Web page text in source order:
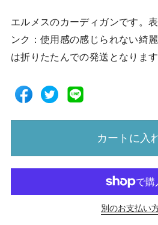
エルメスのカーディガンです。
ンク：使用感の感じられない綺
は折りたたんでの発送となります
カートに入
別のお支払い